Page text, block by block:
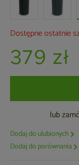
Dostępne ostatnie
379 zł
lub
Dodaj do ulubionych
Dodaj do porównania